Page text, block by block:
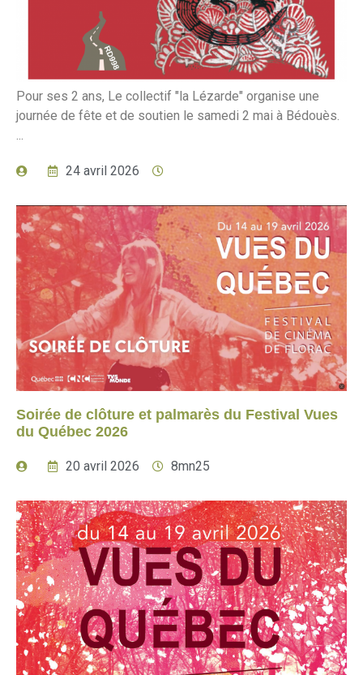
Pour ses 2 ans, Le collectif "la Lézarde" organise une
journée de fête et de soutien le samedi 2 mai à Bédouès.
...
24 avril 2026
Soirée de clôture et palmarès du Festival Vues
du Québec 2026
20 avril 2026 8mn25